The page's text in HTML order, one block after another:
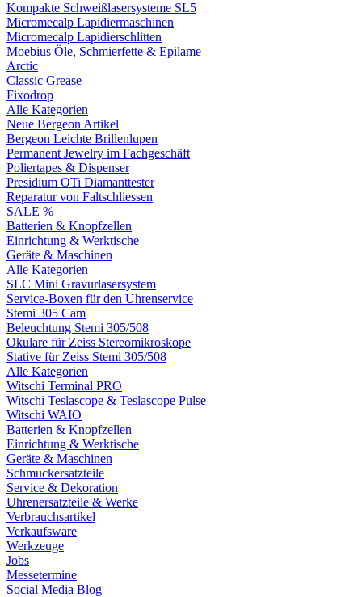
Kompakte Schweißlasersysteme SL5
Micromecalp Lapidiermaschinen
Micromecalp Lapidierschlitten
Moebius Öle, Schmierfette & Epilame
Arctic
Classic Grease
Fixodrop
Alle Kategorien
Neue Bergeon Artikel
Bergeon Leichte Brillenlupen
Permanent Jewelry im Fachgeschäft
Poliertapes & Dispenser
Presidium OTi Diamanttester
Reparatur von Faltschliessen
SALE %
Batterien & Knopfzellen
Einrichtung & Werktische
Geräte & Maschinen
Alle Kategorien
SLC Mini Gravurlasersystem
Service-Boxen für den Uhrenservice
Stemi 305 Cam
Beleuchtung Stemi 305/508
Okulare für Zeiss Stereomikroskope
Stative für Zeiss Stemi 305/508
Alle Kategorien
Witschi Terminal PRO
Witschi Teslascope & Teslascope Pulse
Witschi WAIO
Batterien & Knopfzellen
Einrichtung & Werktische
Geräte & Maschinen
Schmuckersatzteile
Service & Dekoration
Uhrenersatzteile & Werke
Verbrauchsartikel
Verkaufsware
Werkzeuge
Jobs
Messetermine
Social Media Blog